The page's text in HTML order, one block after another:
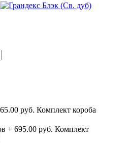
Комплект короба
Комплект